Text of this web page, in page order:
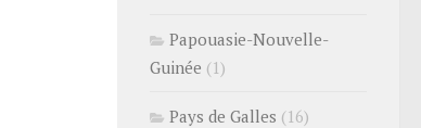
Papouasie-Nouvelle-
Guinée (1)
Pays de Galles (16)